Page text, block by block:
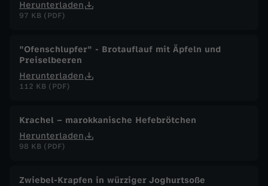
Herunterladen
97 KB (PDF)
"Ofenschlupfer" - Brotauflauf mit Äpfeln und
Preiselbeeren
Herunterladen
112 KB (PDF)
Krachel – marokkanische Hefebrötchen
Herunterladen
98 KB (PDF)
Zwiebel-Krapfen in würziger Joghurtsoße